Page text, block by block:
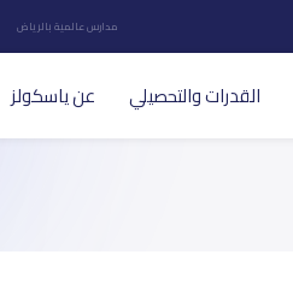
مدارس عالمية بالرياض
القدرات والتحصيلي عن ياسكولز